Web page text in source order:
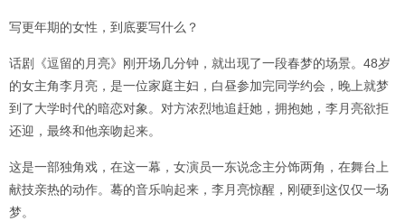
写更年期的女性，到底要写什么？
话剧《逗留的月亮》刚开场几分钟，就出现了一段春梦的场景。48岁
的女主角李月亮，是一位家庭主妇，白昼参加完同学约会，晚上就梦
到了大学时代的暗恋对象。对方浓烈地追赶她，拥抱她，李月亮欲拒
还迎，最终和他亲吻起来。
这是一部独角戏，在这一幕，女演员一东说念主分饰两角，在舞台上
献技亲热的动作。蓦的音乐响起来，李月亮惊醒，刚硬到这仅仅一场
梦。